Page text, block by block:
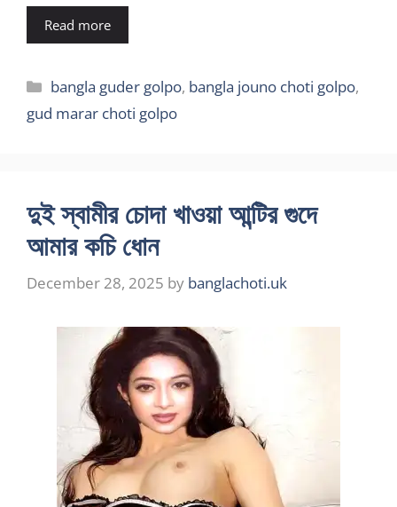
Read more
Categories
bangla guder golpo, bangla jouno choti golpo,
gud marar choti golpo
দুই স্বামীর চোদা খাওয়া আন্টির গুদে
আমার কচি ধোন
December 28, 2025 by banglachoti.uk